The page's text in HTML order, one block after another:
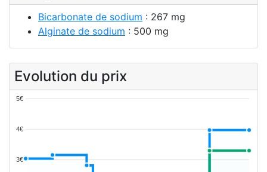
Bicarbonate de sodium : 267 mg
Alginate de sodium : 500 mg
Evolution du prix
5€
4€
3€